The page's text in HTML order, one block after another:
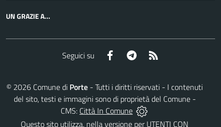
UN GRAZIE A...
Seguici su Facebook Telegram
© 2026 Comune di Porte - Tutti i diritti riservati - I contenuti
del sito, testi e immagini sono di proprietà del Comune -
CMS: Città In Comune
Questo sito utilizza, nella versione per UTENTI CON